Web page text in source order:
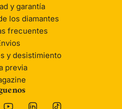
y garantía
los diamantes
frecuentes
y desistimiento
previa